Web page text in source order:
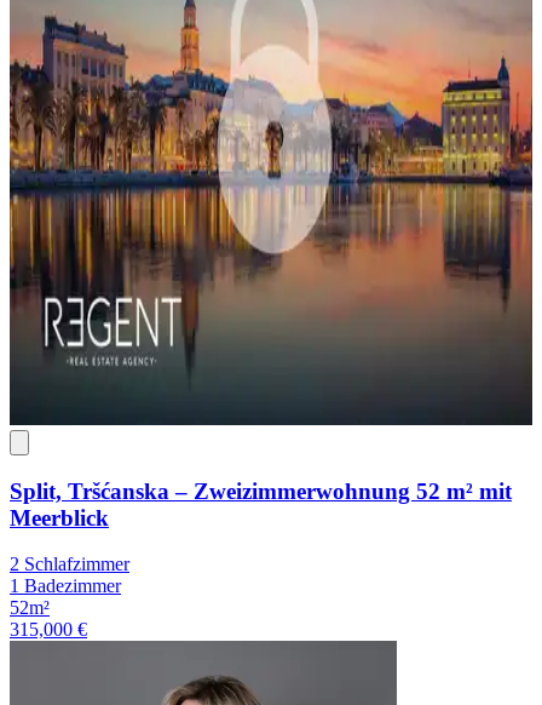
Split, Tršćanska – Zweizimmerwohnung 52 m² mit
Meerblick
2 Schlafzimmer
1 Badezimmer
52m²
315,000 €